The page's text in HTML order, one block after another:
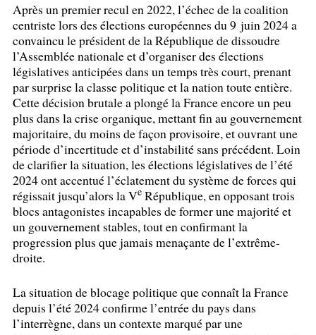
Après un premier recul en 2022, l’échec de la coalition
centriste lors des élections européennes du 9 juin 2024 a
convaincu le président de la République de dissoudre
l’Assemblée nationale et d’organiser des élections
législatives anticipées dans un temps très court, prenant
par surprise la classe politique et la nation toute entière.
Cette décision brutale a plongé la France encore un peu
plus dans la crise organique, mettant fin au gouvernement
majoritaire, du moins de façon provisoire, et ouvrant une
période d’incertitude et d’instabilité sans précédent. Loin
de clarifier la situation, les élections législatives de l’été
2024 ont accentué l’éclatement du système de forces qui
régissait jusqu’alors la VeRépublique, en opposant trois
blocs antagonistes incapables de former une majorité et
un gouvernement stables, tout en confirmant la
progression plus que jamais menaçante de l’extrême-
droite.
La situation de blocage politique que connaît la France
depuis l’été 2024 confirme l’entrée du pays dans
l’interrègne, dans un contexte marqué par une